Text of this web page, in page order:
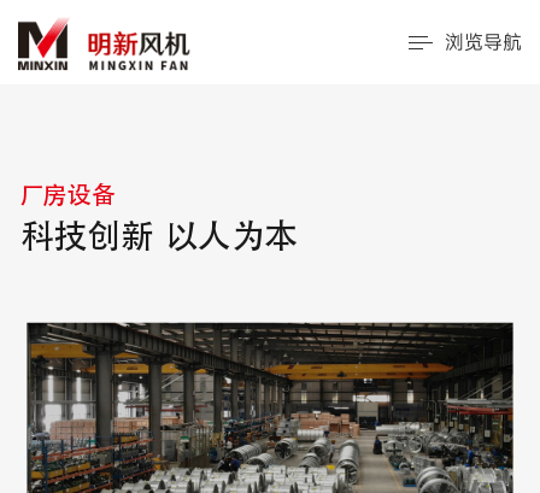
浏览导航
厂房设备
科技创新 以人为本